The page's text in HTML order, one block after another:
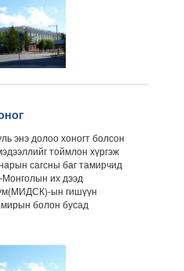
энэ долоо хоногт болсон
тоймлон хүргэж
сагсны баг тамирчид
их дээд
ын гишүүн
болон бусад